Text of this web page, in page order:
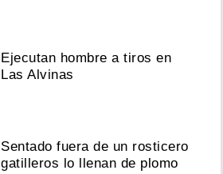
Ejecutan hombre a tiros en
Las Alvinas
Sentado fuera de un rosticero
gatilleros lo llenan de plomo